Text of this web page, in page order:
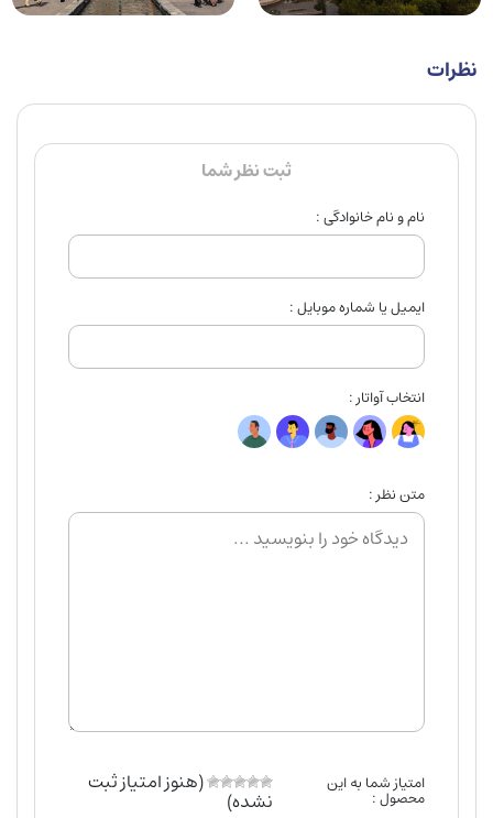
نظرات
ثبت نظر شما
نام و نام خانوادگی :
ایمیل یا شماره موبایل :
انتخاب آواتار :
متن نظر :
امتیاز شما به این
محصول :
(هنوز امتیاز ثبت
نشده)